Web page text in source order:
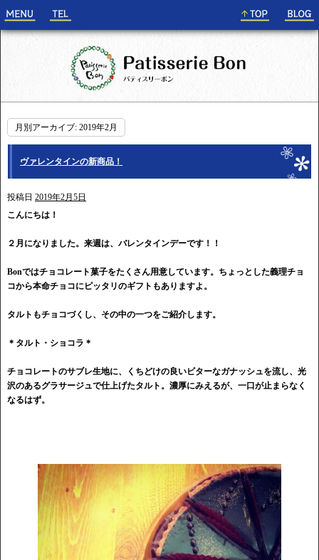
月別アーカイブ: 2019年2月
ヴァレンタインの新商品！
投稿日 2019年2月5日
こんにちは！
２月になりました。来週は、バレンタインデーです！！
Bonではチョコレート菓子をたくさん用意しています。ちょっとした義理チョ
コから本命チョコにピッタリのギフトもありますよ。
タルトもチョコづくし、その中の一つをご紹介します。
＊タルト・ショコラ＊
チョコレートのサブレ生地に、くちどけの良いビターなガナッシュを流し、光
沢のあるグラサージュで仕上げたタルト。濃厚にみえるが、一口が止まらなく
なるはず。